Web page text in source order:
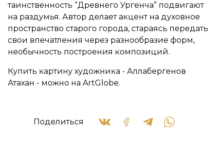
таинственность “Древнего Ургенча” подвигают
на раздумья. Автор делает акцент на духовное
пространство старого города, стараясь передать
свои впечатления через разнообразие форм,
необычность построения композиций.
Купить картину художника - Аллабергенов
Атахан - можно на ArtGlobe.
Поделиться